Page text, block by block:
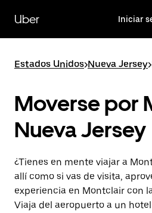
contenido
principal
Uber Iniciar
Estados Unidos>Nueva Jersey>
Moverse por
Nueva Jersey
¿Tienes en mente viajar a
allí como si vas de visita,
experiencia en Montclair con
Viaja del aeropuerto a un